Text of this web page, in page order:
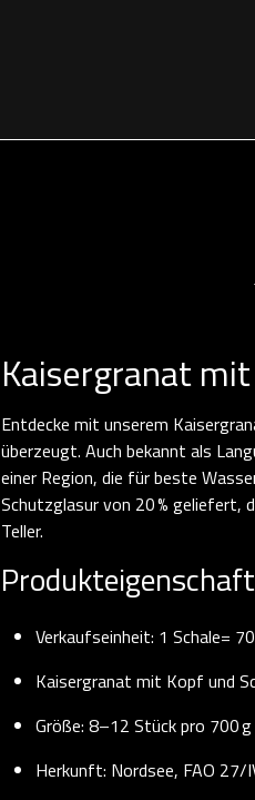
Kaisergranat
Entdecke mit unserem
überzeugt. Auch bekannt als
einer Region, die für beste
Schutzglasur von 20 % geliefert,
Teller.
Verkaufseinheit: 1 Schale=
Kaisergranat mit Kopf und
Größe: 8–12 Stück pro 700
Herkunft: Nordsee, FAO 27/